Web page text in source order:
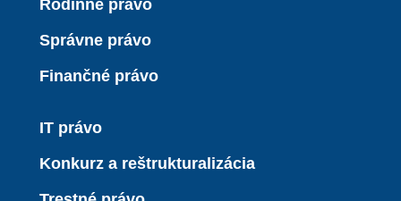
Rodinné právo
Správne právo
Finančné právo
IT právo
Konkurz a reštrukturalizácia